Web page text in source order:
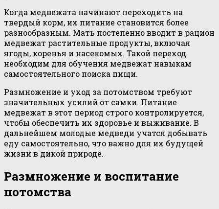
Когда медвежата начинают переходить на
твердый корм, их питание становится более
разнообразным. Мать постепенно вводит в рацион
медвежат растительные продукты, включая
ягоды, коренья и насекомых. Такой переход
необходим для обучения медвежат навыкам
самостоятельного поиска пищи.
Размножение и уход за потомством требуют
значительных усилий от самки. Питание
медвежат в этот период строго контролируется,
чтобы обеспечить их здоровье и выживание. В
дальнейшем молодые медведи учатся добывать
еду самостоятельно, что важно для их будущей
жизни в дикой природе.
Размножение и воспитание
потомства